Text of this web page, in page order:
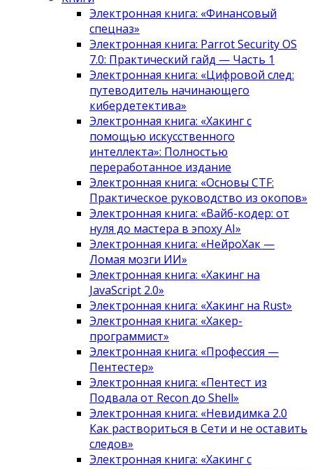
Электронная книга: «Финансовый
спецназ»
Электронная книга: Parrot Security OS
7.0: Практический гайд — Часть 1
Электронная книга: «Цифровой след:
путеводитель начинающего
кибердетектива»
Электронная книга: «Хакинг с
помощью искусственного
интеллекта»: Полностью
переработанное издание
Электронная книга: «Основы CTF:
Практическое руководство из окопов»
Электронная книга: «Вайб-кодер: от
нуля до мастера в эпоху AI»
Электронная книга: «НейроХак —
Ломая мозги ИИ»
Электронная книга: «Хакинг на
JavaScript 2.0»
Электронная книга: «Хакинг на Rust»
Электронная книга: «Хакер-
программист»
Электронная книга: «Профессия —
Пентестер»
Электронная книга: «Пентест из
Подвала от Recon до Shell»
Электронная книга: «Невидимка 2.0
Как раствориться в Сети и не оставить
следов»
Электронная книга: «Хакинг с